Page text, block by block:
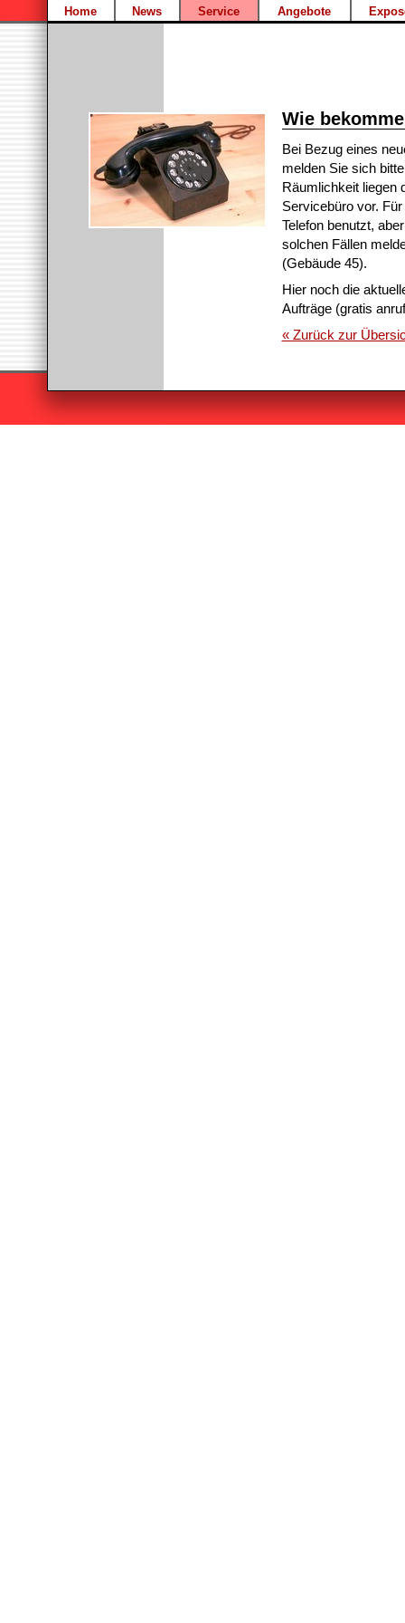
Home News Service Angebote
Wie
Bei Bezug eines
melden Sie sich
Räumlichkeit liegen
Servicebüro vor.
Telefon benutzt,
solchen Fällen
(Gebäude 45).
Hier noch die
Aufträge (gratis
« Zurück zur